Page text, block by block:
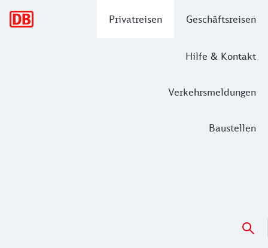
Privatreisen Geschäftsreisen
Hilfe & Kontakt
Verkehrsmeldungen
Baustellen